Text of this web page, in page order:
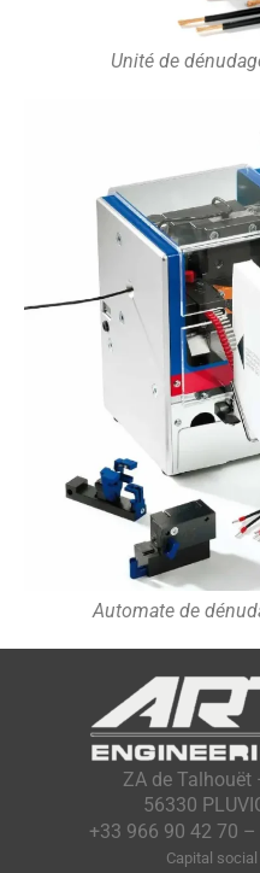
Unité de
Automate de
ZA de Talhouët
56330
+33 966 90 42 70
Capital social